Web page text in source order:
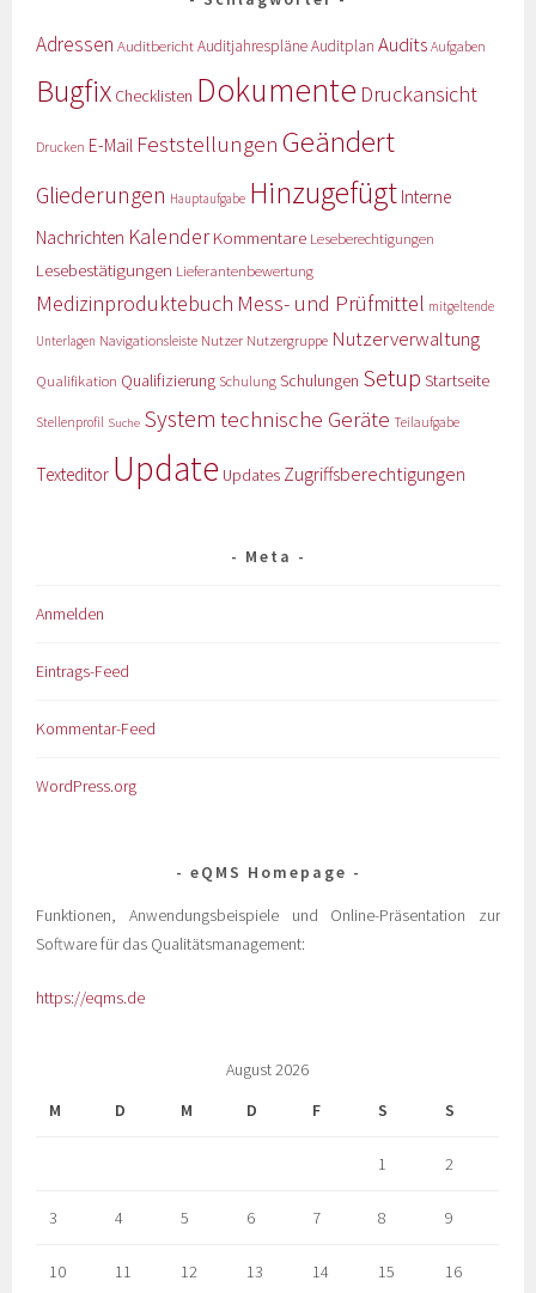
Adressen AuditberichtAuditjahrespläneAuditplan Audits Aufgaben
Bugfix Checklisten Dokumente Druckansicht
Drucken E-Mail Feststellungen Geändert
Gliederungen Hauptaufgabe Hinzugefügt Interne
Nachrichten KalenderKommentare Leseberechtigungen
Lesebestätigungen Lieferantenbewertung
Medizinproduktebuch Mess- und Prüfmittel mitgeltende
Unterlagen Navigationsleiste Nutzer Nutzergruppe Nutzerverwaltung
Qualifikation Qualifizierung Schulung Schulungen Setup Startseite
Stellenprofil Suche System technische Geräte Teilaufgabe
Texteditor Update Updates Zugriffsberechtigungen
Meta
Anmelden
Eintrags-Feed
Kommentar-Feed
WordPress.org
eQMS Homepage
Funktionen, Anwendungsbeispiele und Online-Präsentation zur
Software für das Qualitätsmanagement:
https://eqms.de
August 2026
M
D M D F S S
1 2
3 4 5 6 7 8 9
10 11 12 13 14 15 16